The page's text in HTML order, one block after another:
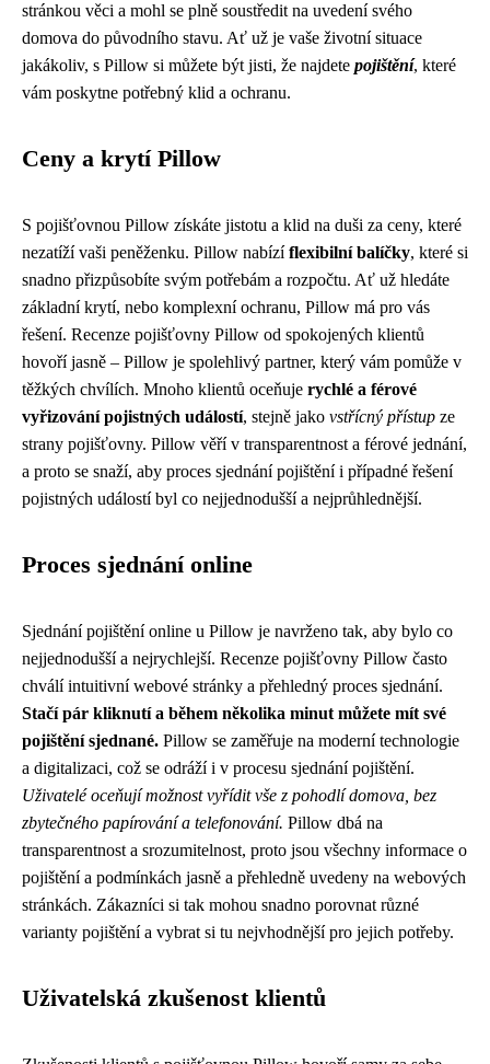
stránkou věci a mohl se plně soustředit na uvedení svého
domova do původního stavu. Ať už je vaše životní situace
jakákoliv, s Pillow si můžete být jisti, že najdete pojištění, které
vám poskytne potřebný klid a ochranu.
Ceny a krytí Pillow
S pojišťovnou Pillow získáte jistotu a klid na duši za ceny, které
nezatíží vaši peněženku. Pillow nabízíflexibilní balíčky, které si
snadno přizpůsobíte svým potřebám a rozpočtu. Ať už hledáte
základní krytí, nebo komplexní ochranu, Pillow má pro vás
řešení. Recenze pojišťovny Pillow od spokojených klientů
hovoří jasně – Pillow je spolehlivý partner, který vám pomůže v
těžkých chvílích. Mnoho klientů oceňuje rychlé a férové
vyřizování pojistných událostí, stejně jako vstřícný přístup ze
strany pojišťovny. Pillow věří v transparentnost a férové jednání,
a proto se snaží, aby proces sjednání pojištění i případné řešení
pojistných událostí byl co nejjednodušší a nejprůhlednější.
Proces sjednání online
Sjednání pojištění online u Pillow je navrženo tak, aby bylo co
nejjednodušší a nejrychlejší. Recenze pojišťovny Pillow často
chválí intuitivní webové stránky a přehledný proces sjednání.
Stačí pár kliknutí a během několika minut můžete mít své
pojištění sjednané. Pillow se zaměřuje na moderní technologie
a digitalizaci, což se odráží i v procesu sjednání pojištění.
Uživatelé oceňují možnost vyřídit vše z pohodlí domova, bez
zbytečného papírování a telefonování. Pillow dbá na
transparentnost a srozumitelnost, proto jsou všechny informace o
pojištění a podmínkách jasně a přehledně uvedeny na webových
stránkách. Zákazníci si tak mohou snadno porovnat různé
varianty pojištění a vybrat si tu nejvhodnější pro jejich potřeby.
Uživatelská zkušenost klientů